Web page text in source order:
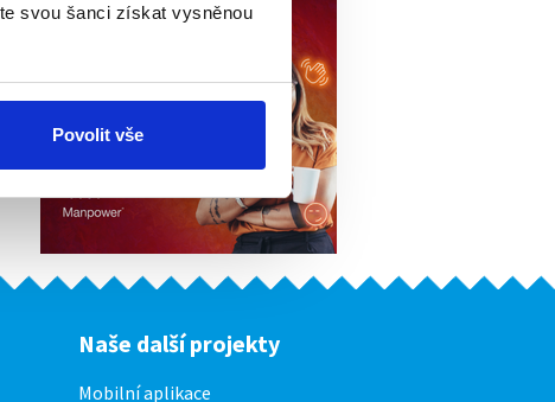
svou šanci získat vysněnou
Povolit vše
Naše další projekty
Mobilní aplikace